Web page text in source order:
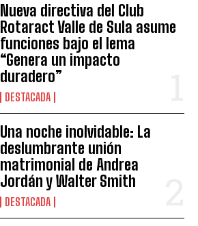
Nueva directiva del Club
Rotaract Valle de Sula asume
funciones bajo el lema
“Genera un impacto
duradero”
DESTACADA
Una noche inolvidable: La
deslumbrante unión
matrimonial de Andrea
Jordán y Walter Smith
DESTACADA